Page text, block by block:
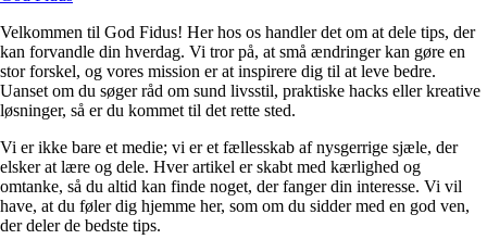
Velkommen til God Fidus! Her hos os handler det om at dele tips, der
kan forvandle din hverdag. Vi tror på, at små ændringer kan gøre en
stor forskel, og vores mission er at inspirere dig til at leve bedre.
Uanset om du søger råd om sund livsstil, praktiske hacks eller kreative
løsninger, så er du kommet til det rette sted.
Vi er ikke bare et medie; vi er et fællesskab af nysgerrige sjæle, der
elsker at lære og dele. Hver artikel er skabt med kærlighed og
omtanke, så du altid kan finde noget, der fanger din interesse. Vi vil
have, at du føler dig hjemme her, som om du sidder med en god ven,
der deler de bedste tips.